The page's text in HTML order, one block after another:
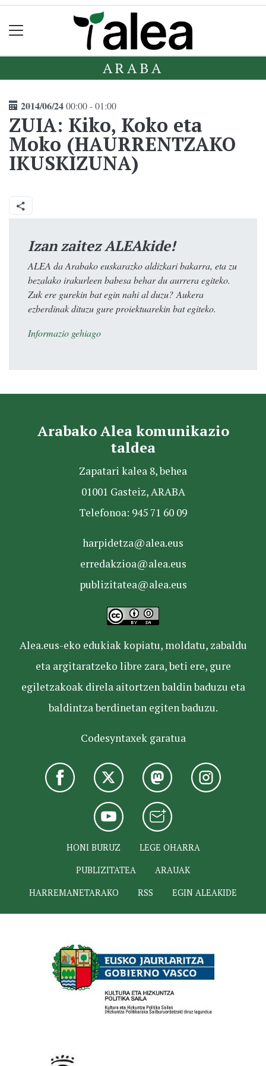
ARABA
2014/06/2400:00 - 01:00
ZUIA: Kiko, Koko eta
Moko (HAURRENTZAKO
IKUSKIZUNA)
Izan zaitez ALEAkide!
ALEA da Arabako euskarazko aldizkari bakarra, eta zu
bezalako irakurleen babesa behar du aurrera egiteko.
Zuk ere gurekin bat egin nahi al duzu? Aukera
ezberdinak dituzu gure proiektuarekin bat egiteko.
Informazio gehiago
Arabako Alea komunikazio
taldea
Zapatari kalea 8, behea
01001 Gasteiz, ARABA
Telefonoa: 945 71 60 09
harpidetza@alea.eus
erredakzioa@alea.eus
publizitatea@alea.eus
Alea.eus-eko edukiak kopiatu, moldatu, zabaldu
eta argitaratzeko libre zara, beti ere, gure
egiletzakoak direla aitortzen baldin baduzu eta
baldintza berdinetan egiten baduzu.
Codesyntaxek garatua
HONI BURUZ
LEGE OHARRA
PUBLIZITATEA
ARAUAK
HARREMANETARAKO
RSS EGIN ALEAKIDE